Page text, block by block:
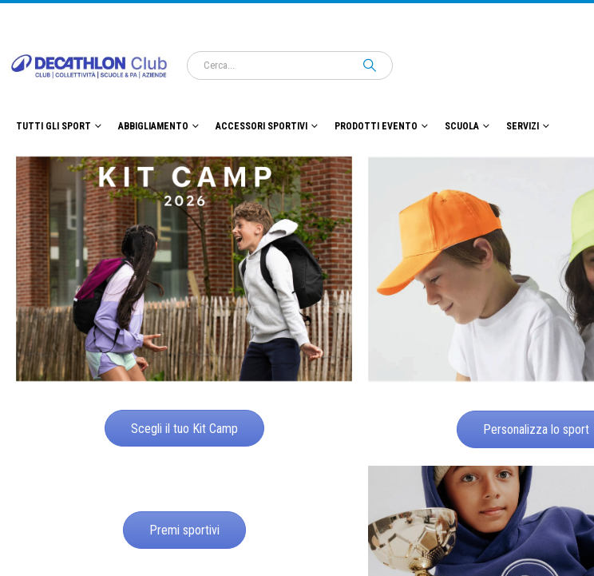
TUTTI GLI SPORT ABBIGLIAMENTO ACCESSORI SPORTIVI PRODOTTI EVENTO SCUOLA SERVIZI
Scegli il tuo Kit Camp Personalizza lo sport
Premi sportivi